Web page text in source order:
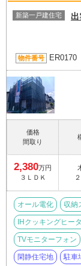
新築一戸建住宅
物件番号 ER0170
価格
間取り
2,380万円
３ＬＤＫ
オール電化 収納
IHクッキングヒー
TVモニターフォン
閑静住宅地 駐車